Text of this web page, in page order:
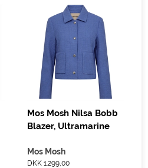
Mos Mosh Nilsa Bobb
Blazer, Ultramarine
Mos Mosh
DKK 1.299,00